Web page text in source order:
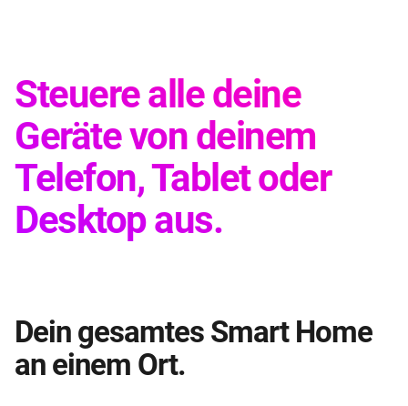
Steuere alle deine
Geräte von deinem
Telefon, Tablet oder
Desktop aus.
Dein gesamtes Smart Home
an einem Ort.